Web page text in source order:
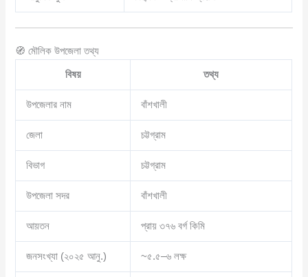
🧭 মৌলিক উপজেলা তথ্য
বিষয় তথ্য
উপজেলার নাম বাঁশখালী
জেলা চট্টগ্রাম
বিভাগ চট্টগ্রাম
উপজেলা সদর বাঁশখালী
আয়তন প্রায় ৩৭৬ বর্গ কিমি
জনসংখ্যা (২০২৫ আনু.) ~৫.৫–৬ লক্ষ